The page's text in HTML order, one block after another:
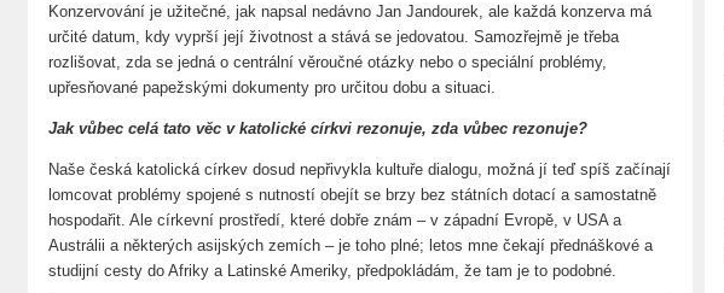
Konzervování je užitečné, jak napsal nedávno Jan Jandourek, ale každá konzerva má
určité datum, kdy vyprší její životnost a stává se jedovatou. Samozřejmě je třeba
rozlišovat, zda se jedná o centrální věroučné otázky nebo o speciální problémy,
upřesňované papežskými dokumenty pro určitou dobu a situaci.
Jak vůbec celá tato věc v katolické církvi rezonuje, zda vůbec rezonuje?
Naše česká katolická církev dosud nepřivykla kultuře dialogu, možná jí teď spíš začínají
lomcovat problémy spojené s nutností obejít se brzy bez státních dotací a samostatně
hospodařit. Ale církevní prostředí, které dobře znám – v západní Evropě, v USA a
Austrálii a některých asijských zemích – je toho plné; letos mne čekají přednáškové a
studijní cesty do Afriky a Latinské Ameriky, předpokládám, že tam je to podobné.